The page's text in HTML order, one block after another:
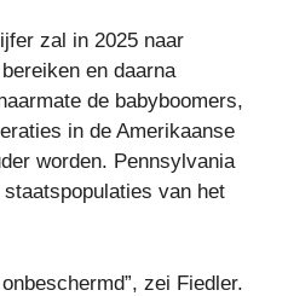
zal in 2025 naar
en daarna
de babyboomers,
in de Amerikaanse
worden. Pennsylvania
van het
zei Fiedler.